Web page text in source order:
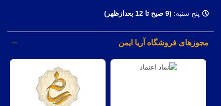
پنج شنبه: (9 صبح تا 12 بعدازظهر)
مجوزهای فروشگاه آریا ایمن